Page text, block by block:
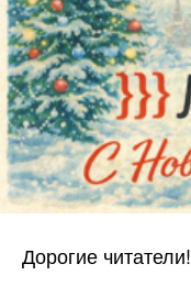
Дорогие читатели!